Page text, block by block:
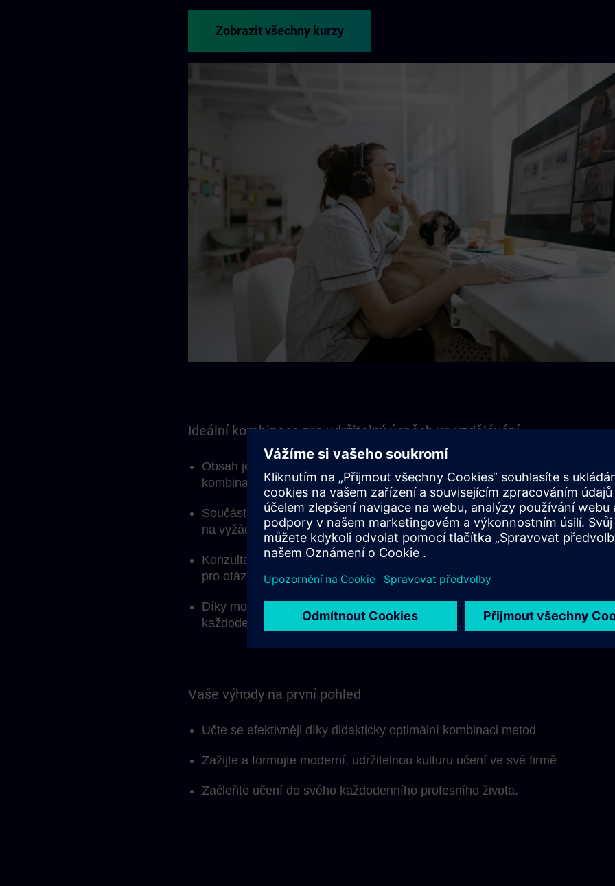
Zobrazit všechny kurzy
Ideální kombinace pro udržitelný úspěch ve vzdělávání
Obsah je optimálně předáván a konsolidován během několika týdnů
kombinací vedených živých modulů a samostatných modulů samostudia.
Součástí je Learning Membership pro práci na samostudiu a přístup k
na vyžádání.
Konzultant SITRAIN je samozřejmě k dispozici během živých modulů, ale
pro otázky a individuální diskuse během koučovacích sezení.
Díky modulární struktuře lze vzdělávací jednotky ideálně integrovat do
každodenní práce a přizpůsobit se vašemu vlastnímu tempu učení.
Vaše výhody na první pohled
Učte se efektivněji díky didakticky optimální kombinaci metod
Zažijte a formujte moderní, udržitelnou kulturu učení ve své firmě
Začleňte učení do svého každodenního profesního života.